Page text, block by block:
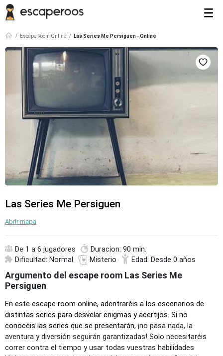
Escape Room Online Las Series Me Persiguen - Online
Las Series Me Persiguen
Abrir mapa
De 1 a 6 jugadores
Duracion: 90 min.
Dificultad: Normal
Misterio Edad: Desde 0 años
Argumento del escape room Las Series Me
Persiguen
En este escape room online, adentraréis a los escenarios de
distintas series para desvelar enigmas y acertijos. Si no
conocéis las series que se presentarán, ¡no pasa nada, la
aventura y diversión seguirán garantizadas! Solo necesitaréis
correr contra el tiempo y usar todas vuestras habilidades